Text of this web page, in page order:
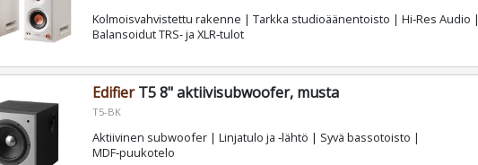
Kolmoisvahvistettu rakenne | Tarkka studioäänentoisto | Hi‑Res Audio |
Balansoidut TRS- ja XLR‑tulot
EdifierT5 8" aktiivisubwoofer, musta
T5-BK
Aktiivinen subwoofer | Linjatulo ja ‑lähtö | Syvä bassotoisto |
MDF‑puukotelo